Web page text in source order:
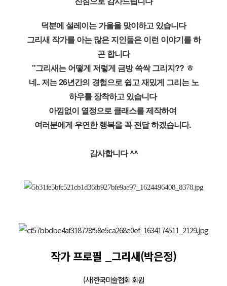
덕분에 설레이는 가을을 맞이하고 있습니다
그리새 작가를 아는 많은 지인들은 이런 이야기를 하
곤 합니다
"그리새는 어떻게 저렇게 금방 쓱싹 그리지?? ㅎ
네.. 저는 26년간의 경험으로 쉽고 재밌게 그리는 노
하우를 장착하고 있습니다
아낌없이 열정으로 클래스를 제작하여
여러분에게 우연한 행복을 꼭 전달 하겠습니다.
감사합니다 ^^
작가 프로필 _그리새(박은정)
(사)한국미술협회 회원